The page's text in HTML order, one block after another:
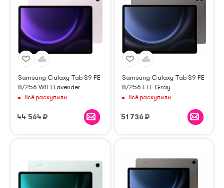
Samsung Galaxy Tab S9 FE
8/256 WiFi Lavender
Всё раскупили
44 564₽
Samsung Galaxy Tab S9 FE
8/256 LTE Gray
Всё раскупили
51 736 ₽